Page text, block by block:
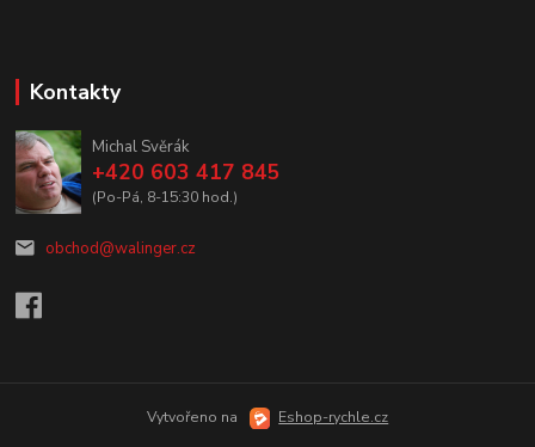
Kontakty
Michal Svěrák
+420 603 417 845
(Po-Pá, 8-15:30 hod.)
obchod@walinger.cz
Vytvořeno na Eshop-rychle.cz